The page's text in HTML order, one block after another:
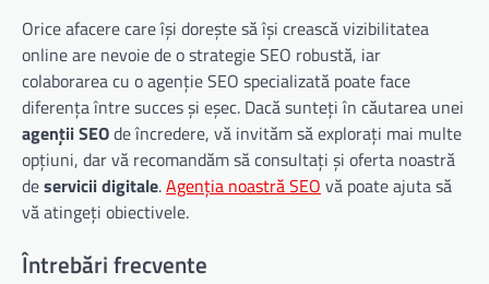
Orice afacere care își dorește să își crească vizibilitatea
online are nevoie de o strategie SEO robustă, iar
colaborarea cu o agenție SEO specializată poate face
diferența între succes și eșec. Dacă sunteți în căutarea unei
agenții SEOde încredere, vă invităm să explorați mai multe
opțiuni, dar vă recomandăm să consultați și oferta noastră
deservicii digitale.Agenția noastră SEO vă poate ajuta să
vă atingeți obiectivele.
Întrebări frecvente